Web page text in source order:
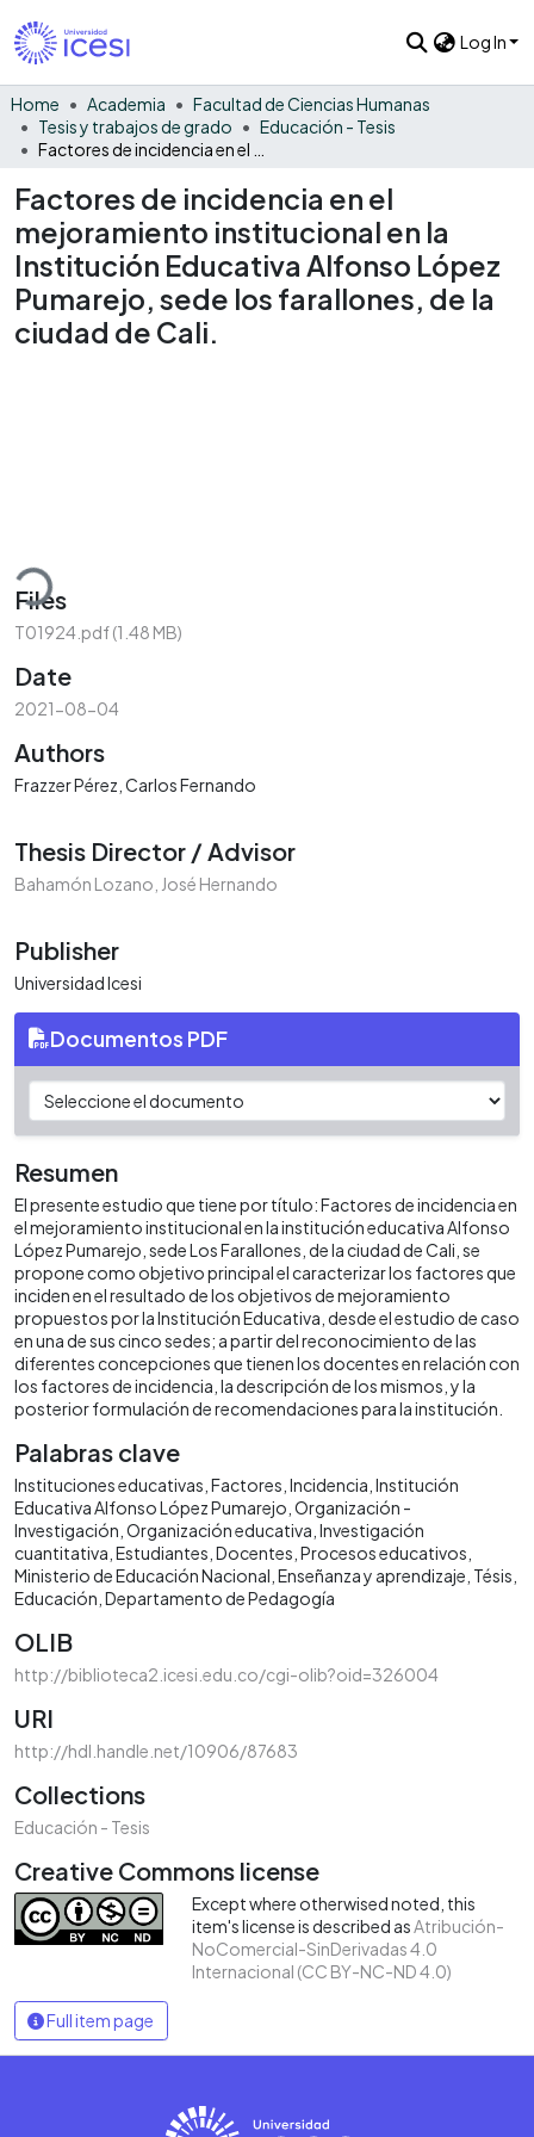
Log In
Home Academia
Facultad de Ciencias Humanas
Tesis y trabajos de grado
Educación - Tesis
Factores de incidencia en el
mejoramiento institucional en la
Institución Educativa Alfonso López
Pumarejo, sede los farallones, de la
ciudad de Cali.
Files
T01924.pdf(1.48 MB)
Date
2021-08-04
Authors
Frazzer Pérez, Carlos Fernando
Thesis Director / Advisor
Bahamón Lozano, José Hernando
Publisher
Universidad Icesi
Documentos PDF
Resumen
El presente estudio que tiene por título: Factores de incidencia en
el mejoramiento institucional en la institución educativa Alfonso
López Pumarejo, sede Los Farallones, de la ciudad de Cali, se
propone como objetivo principal el caracterizar los factores que
inciden en el resultado de los objetivos de mejoramiento
propuestos por la Institución Educativa, desde el estudio de caso
en una de sus cinco sedes; a partir del reconocimiento de las
diferentes concepciones que tienen los docentes en relación con
los factores de incidencia, la descripción de los mismos, y la
posterior formulación de recomendaciones para la institución.
Palabras clave
Instituciones educativas Factores Incidencia Institución
Educativa Alfonso López Pumarejo Organización -
Investigación Organización educativa Investigación
cuantitativa Estudiantes Docentes Procesos educativos
Ministerio de Educación Nacional Enseñanza y aprendizaje Tésis
Educación Departamento de Pedagogía
OLIB
http://biblioteca2.icesi.edu.co/cgi-olib?oid=326004
URI
http://hdl.handle.net/10906/87683
Collections
Educación - Tesis
Creative Commons license
Except where otherwised noted, this
item's license is described asAtribución-
NoComercial-SinDerivadas 4.0
Internacional (CC BY-NC-ND 4.0)
Full item page